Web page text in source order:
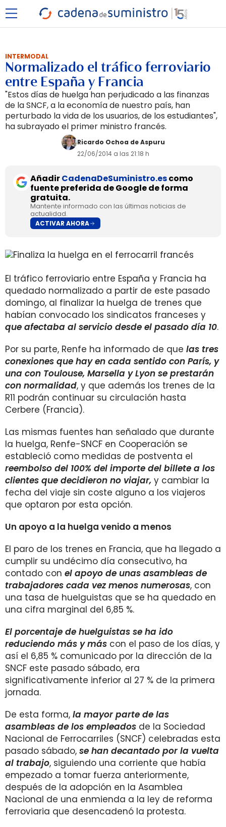
INTERMODAL
Normalizado el tráfico ferroviario
entre España y Francia
"Estos días de huelga han perjudicado a las finanzas
de la SNCF, a la economía de nuestro país, han
perturbado la vida de los usuarios, de los estudiantes",
ha subrayado el primer ministro francés.
Ricardo Ochoa de Aspuru
22/06/2014 a las 21:18 h
AñadirCadenaDeSuministro.escomo
fuente preferida de Google de forma
gratuita.
Mantente informado con las últimas noticias de
actualidad.
ACTIVAR AHORA
El tráfico ferroviario entre España y Francia ha
quedado normalizado a partir de este pasado
domingo, al finalizar la huelga de trenes que
habían convocado los sindicatos franceses y
que afectaba al servicio desde el pasado día 10.
Por su parte, Renfe ha informado de que las tres
conexiones que hay en cada sentido con París, y
una con Toulouse, Marsella y Lyon se prestarán
con normalidad, y que además los trenes de la
R11 podrán continuar su circulación hasta
Cerbere (Francia).
Las mismas fuentes han señalado que durante
la huelga, Renfe-SNCF en Cooperación se
estableció como medidas de postventa el
reembolso del 100% del importe del billete a los
clientes que decidieron no viajar, y cambiar la
fecha del viaje sin coste alguno a los viajeros
que optaron por esta opción.
Un apoyo a la huelga venido a menos
El paro de los trenes en Francia, que ha llegado a
cumplir su undécimo día consecutivo, ha
contado con el apoyo de unas asambleas de
trabajadores cada vez menos numerosas, con
una tasa de huelguistas que se ha quedado en
una cifra marginal del 6,85 %.
El porcentaje de huelguistas se ha ido
reduciendo más y más con el paso de los días, y
así el 6,85 % comunicado por la dirección de la
SNCF este pasado sábado, era
significativamente inferior al 27 % de la primera
jornada.
De esta forma, la mayor parte de las
asambleas de los empleados de la Sociedad
Nacional de Ferrocarriles (SNCF) celebradas esta
pasado sábado, se han decantado por la vuelta
al trabajo, siguiendo una corriente que había
empezado a tomar fuerza anteriormente,
después de la adopción en la Asamblea
Nacional de una enmienda a la ley de reforma
ferroviaria que desencadenó la protesta.